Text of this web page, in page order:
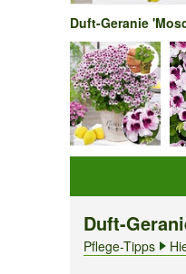
Duft-Geranie
Duft-
Pflege-Tipps